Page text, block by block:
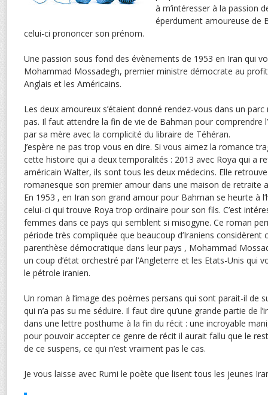
à m’intéresser à la passion
éperdument amoureuse de
celui-ci prononcer son prénom.
Une passion sous fond des évènements de 1953 en Iran qui
Mohammad Mossadegh, premier ministre démocrate au
Anglais et les Américains.
Les deux amoureux s’étaient donné rendez-vous dans un
pas. Il faut attendre la fin de vie de Bahman pour comprendre
par sa mère avec la complicité du libraire de Téhéran.
J’espère ne pas trop vous en dire. Si vous aimez la romance
cette histoire qui a deux temporalités : 2013 avec Roya qui a
américain Walter, ils sont tous les deux médecins. Elle
romanesque son premier amour dans une maison de retraite
En 1953 , en Iran son grand amour pour Bahman se heurte à
celui-ci qui trouve Roya trop ordinaire pour son fils. C’est
femmes dans ce pays qui semblent si misogyne. Ce roman
période très compliquée que beaucoup d’Iraniens considèrent
parenthèse démocratique dans leur pays , Mohammad
un coup d’état orchestré par l’Angleterre et les Etats-Unis qui
le pétrole iranien.
Un roman à l’image des poèmes persans qui sont parait-il de
qui n’a pas su me séduire. Il faut dire qu’une grande partie de
dans une lettre posthume à la fin du récit : une incroyable
pour pouvoir accepter ce genre de récit il aurait fallu que le
de ce suspens, ce qui n’est vraiment pas le cas.
Je vous laisse avec Rumi le poète que lisent tous les jeunes